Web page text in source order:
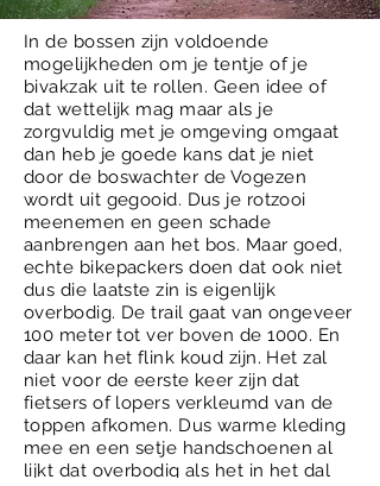
In de bossen zijn voldoende
mogelijkheden om je tentje of je
bivakzak uit te rollen. Geen idee of
dat wettelijk mag maar als je
zorgvuldig met je omgeving omgaat
dan heb je goede kans dat je niet
door de boswachter de Vogezen
wordt uit gegooid. Dus je rotzooi
meenemen en geen schade
aanbrengen aan het bos. Maar goed,
echte bikepackers doen dat ook niet
dus die laatste zin is eigenlijk
overbodig. De trail gaat van ongeveer
100 meter tot ver boven de 1000. En
daar kan het flink koud zijn. Het zal
niet voor de eerste keer zijn dat
fietsers of lopers verkleumd van de
toppen afkomen. Dus warme kleding
mee en een setje handschoenen al
lijkt dat overbodig als het in het dal